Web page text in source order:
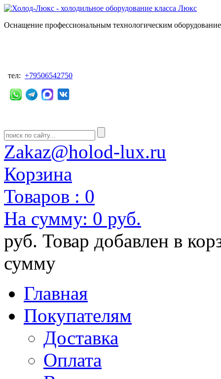
Оснащение профессиональным технологическим
тел: +79506542750
Zakaz@holod-lux.ru
Корзина
Товаров : 0
На сумму: 0 руб.
руб. Товар добавлен в
сумму
Главная
Покупателям
Доставка
Оплата